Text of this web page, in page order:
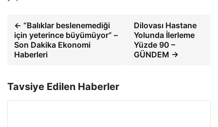
← “Balıklar beslenemediği
için yeterince büyümüyor” –
Son Dakika Ekonomi
Haberleri
Dilovası Hastane
Yolunda İlerleme
Yüzde 90 –
GÜNDEM →
Tavsiye Edilen Haberler